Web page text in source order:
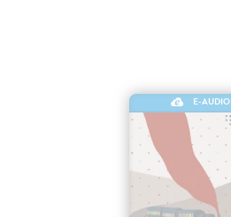
E-AUDIO